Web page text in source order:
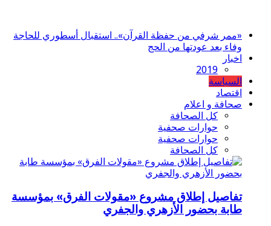
«ممر شرفي من حفظة القرآن».. استقبال أسطوري للحاجة
وفاء بعد عودتها من الحج
اخبار
2019
السياسة
اقتصاد
صحافة و اعلام
كل الصحافة
حوارات صحفية
حوارات صحفية
كل الصحافة
تفاصيل إطلاق مشروع «مقولات الفرق» بمؤسسة
طابة بحضور الأزهري والجفري